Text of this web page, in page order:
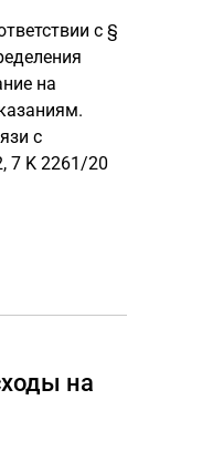
с §
на
с
7 K 2261/20
на